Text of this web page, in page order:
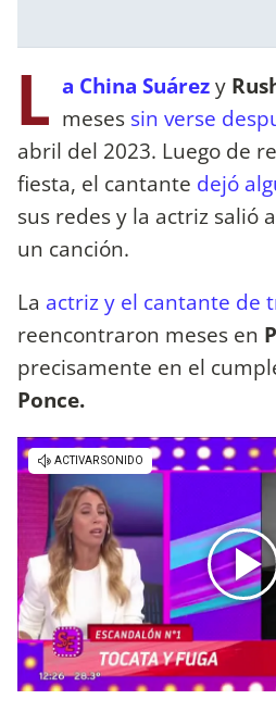
L a China Suárezy
meses sin verse
abril del 2023. Luego de
fiesta, el cantante dejó
sus redes y la actriz salió
un canción.
La actriz y el cantante de
reencontraron meses en
precisamente en el
Ponce.